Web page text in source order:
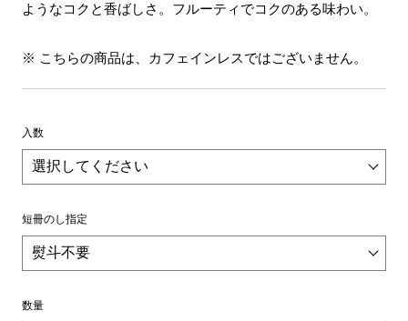
ようなコクと香ばしさ。フルーティでコクのある味わい。
※ こちらの商品は、カフェインレスではございません。
入数
短冊のし指定
数量